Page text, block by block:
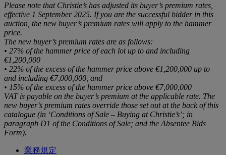
Please note that Christie’s has adjusted its buyer’s premium rates,
effective 1 September 2025. If you are the successful bidder in this
auction, the new buyer’s premium rates will apply to the hammer
price.
The new buyer’s premium rates are as follows:
• 27% of the hammer price of each lot up to and including
€1,200,000
• 22% of the excess of the hammer price above €1,200,000 up to
and including €7,000,000, and
• 15% of the excess of the hammer price above €7,000,000
VAT is payable on the buyer’s premium at the applicable rate. The
new buyer’s premium rates override those set out at the back of this
catalogue (in ‘Conditions of Sale – Buying at Christie’s’; in
paragraph D1 of the Conditions of Sale; and the Absentee Bids
Form).
業務規定